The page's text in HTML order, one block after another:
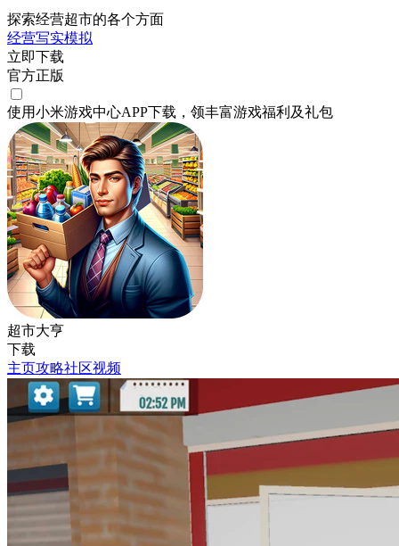
探索经营超市的各个方面
经营写实模拟
立即下载
官方正版
使用小米游戏中心APP下载 ，领丰富游戏福利 及礼包
超市大亨
下载
主页攻略社区视频